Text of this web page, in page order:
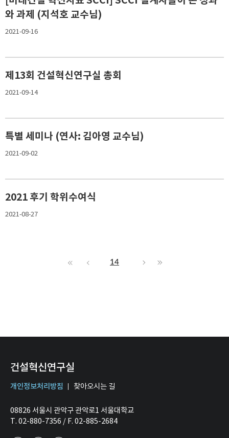
와 과제 (지석호 교수님)
2021-09-16
제13회 건설혁신연구실 총회
2021-09-14
특별 세미나 (연사: 김아영 교수님)
2021-09-02
2021 후기 학위수여식
2021-08-27
14
건설혁신연구실
개인정보처리방침 찾아오시는 길
08826 서울시 관악구 관악로1 서울대학교
T. 02-880-7356 / F. 02-885-2684